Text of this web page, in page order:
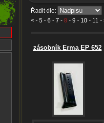
Řadit dle:
< - 5 - 6 - 7 - 8 - 9 - 10 - 11 -
zásobník Erma EP 652